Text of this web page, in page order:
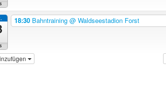
18:30 Bahntraining @ Waldseestadion Forst